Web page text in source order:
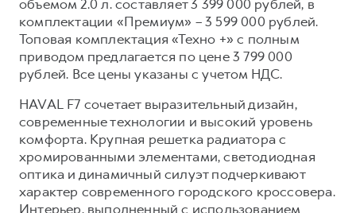
POER
от 3 449 000 ₽
Крупным корпоративным клиентам
Система управления автопарком
Сервис для корпоративных клиентов
HAVAL Лизинг
АКСЕССУАРЫ HAVAL
Автомобильные аксессуары
Коллекция CITY
Руководства по эксплуатации
Подписки
АКСЕССУАРЫ HAVAL
Автомобильные аксессуары
Коллекция CITY
Коллекция Базовая
Коллекция Детская
объемом 2.0 л. составляет 3 399 000 рублей, в
комплектации «Премиум» – 3 599 000 рублей.
Топовая комплектация «Техно +» с полным
приводом предлагается по цене 3 799 000
рублей. Все цены указаны с учетом НДС.
HAVAL F7 сочетает выразительный дизайн,
современные технологии и высокий уровень
комфорта. Крупная решетка радиатора с
хромированными элементами, светодиодная
оптика и динамичный силуэт подчеркивают
характер современного городского кроссовера.
Интерьер, выполненный с использованием